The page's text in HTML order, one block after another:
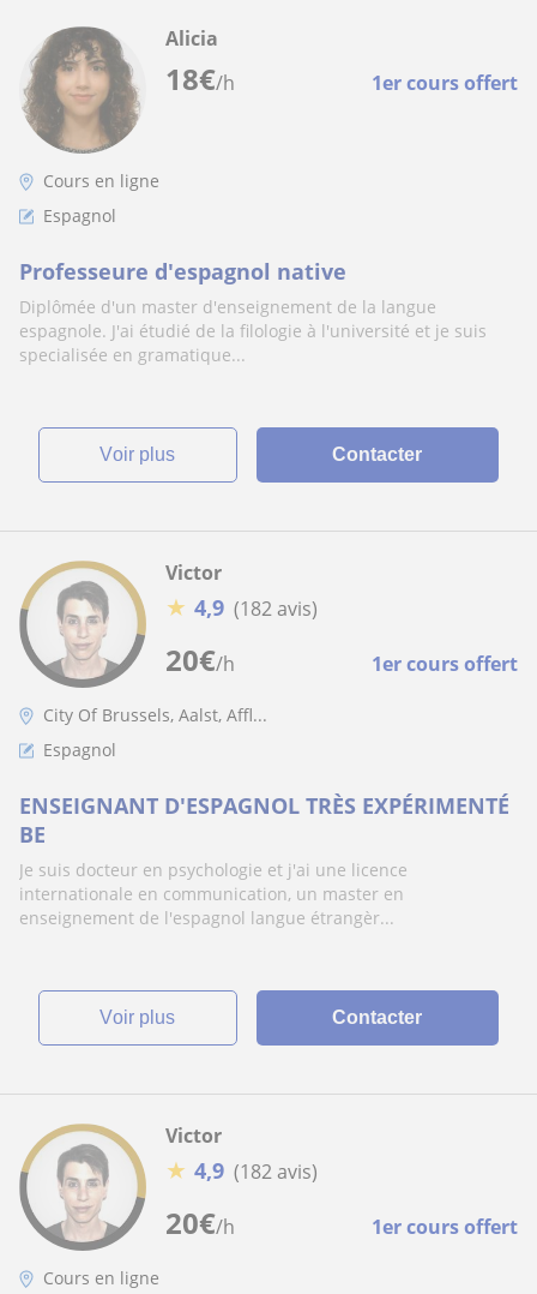
18€/h 1er cours offert
Alicia
Cours en ligne
Espagnol
Professeure d'espagnol native
Diplômée d'un master d'enseignement de la langue
espagnole. J'ai étudié de la filologie à l'université et je suis
specialisée en gramatique...
voir plus Contacter
20€/h 1er cours offert
Victor
★ 4,9 (182 avis)
City Of Brussels, Aalst, Affl...
Espagnol
ENSEIGNANT D'ESPAGNOL TRÈS EXPÉRIMENTÉ
BE
Je suis docteur en psychologie et j'ai une licence
internationale en communication, un master en
enseignement de l'espagnol langue étrangèr...
voir plus Contacter
20€/h 1er cours offert
Victor
★ 4,9 (182 avis)
Cours en ligne